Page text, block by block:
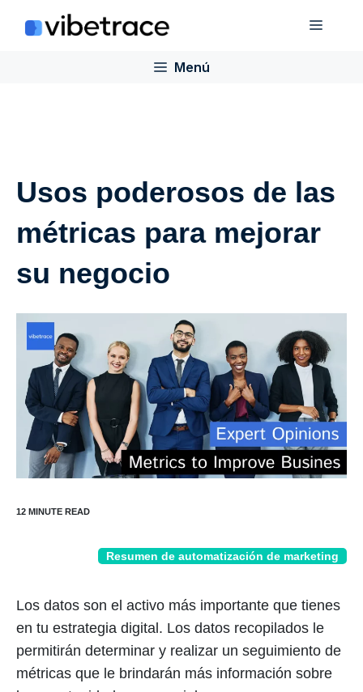
Menú
Menú
Usos poderosos de las
métricas para mejorar
su negocio
Resumen de automatización de marketing
Los datos son el activo más importante que tienes
en tu estrategia digital. Los datos recopilados le
permitirán determinar y realizar un seguimiento de
métricas que le brindarán más información sobre